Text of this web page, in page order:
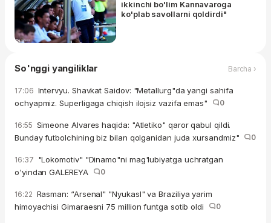
ikkinchi bo'lim Kannavaroga
ko'plab savollarni qoldirdi"
So'nggi yangiliklar Barcha ›
17:06 Intervyu. Shavkat Saidov: "Metallurg"da yangi sahifa
ochyapmiz. Superligaga chiqish ilojsiz vazifa emas"
0
16:55 Simeone Alvares haqida: "Atletiko" qaror qabul qildi.
Bunday futbolchining biz bilan qolganidan juda xursandmiz"
0
16:37 "Lokomotiv" "Dinamo"ni mag'lubiyatga uchratgan
o'yindan GALEREYA
0
16:22 Rasman: “Arsenal" "Nyukasl" va Braziliya yarim
himoyachisi Gimaraesni 75 million funtga sotib oldi
0